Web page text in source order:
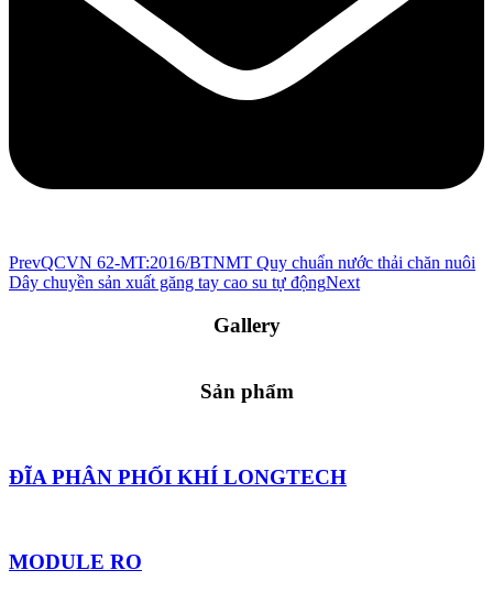
PrevQCVN 62-MT:2016/BTNMT Quy chuẩn nước thải chăn nuôi
Dây chuyền sản xuất găng tay cao su tự độngNext
Gallery
Sản phẩm
ĐĨA PHÂN PHỐI KHÍ LONGTECH
MODULE RO